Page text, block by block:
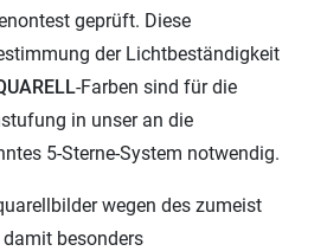
geprüft. Diese
der Lichtbeständigkeit
-Farben sind für die
in unser an die
5-Sterne-System notwendig.
wegen des zumeist
besonders